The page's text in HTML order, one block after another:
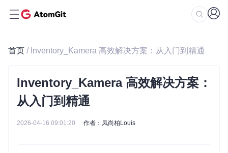
首页 / Inventory_Kamera 高效解决方案：从入门到精通
Inventory_Kamera 高效解决方案：
从入门到精通
2026-04-16 09:01:20 作者：凤尚柏Louis